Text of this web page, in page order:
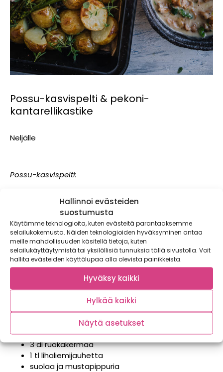
Hallinnoi evästeiden
suostumusta
Käytämme teknologioita, kuten evästeitä parantaaksemme
selailukokemusta. Näiden teknologioiden hyväksyminen antaa
meille mahdollisuuden käsitellä tietoja, kuten
selailukäyttäytymistä tai yksilöllisiä tunnuksia tällä sivustolla. Voit
hallita evästeiden käyttölupaa alla olevista painikkeista.
Hyväksy kaikki
Hylkää kaikki
Näytä asetukset
Possu-kasvispelti & pekoni-
kantarellikastike
Neljälle
Possu-kasvispelti:
2 rkl rub- tai grillimaustetta
suolaa ja mustapippuria
600 g varhaisperunoita
1 nippu porkkanoita (5 kpl)
200 g broccoliinia
tuoretta timjamia
Pekoni-kantarellikastike:
1 pktSnellman Kunnon pekonia(150 g)
1–2 nippusipulia
1 l kantarelleja
3 dl ruokakermaa
1 tl lihaliemijauhetta
suolaa ja mustapippuria